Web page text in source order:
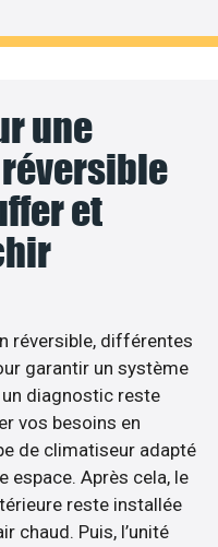
une
et
réversible, différentes
garantir un système
diagnostic reste
vos besoins en
de climatiseur adapté
espace. Après cela, le
reste installée
chaud. Puis, l’unité